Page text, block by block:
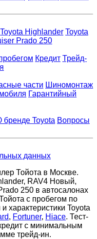
Toyota Highlander Toyota
Prado 250
Кредит Трейд-
части Шиномонтаж
Гарантийный
бренде Toyota Вопросы
данных
Тойота в Москве.
RAV4 Новый,
250 в автосалонах
с пробегом по
характеристики Toyota
, Fortuner, Hiace. Тест-
с минимальным
трейд-ин.